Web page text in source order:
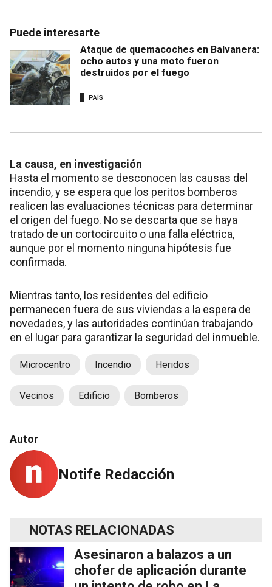
Puede interesarte
Ataque de quemacoches en Balvanera:
ocho autos y una moto fueron
destruidos por el fuego
PAÍS
La causa, en investigación
Hasta el momento se desconocen las causas del
incendio, y se espera que los peritos bomberos
realicen las evaluaciones técnicas para determinar
el origen del fuego. No se descarta que se haya
tratado de un cortocircuito o una falla eléctrica,
aunque por el momento ninguna hipótesis fue
confirmada.
Mientras tanto, los residentes del edificio
permanecen fuera de sus viviendas a la espera de
novedades, y las autoridades continúan trabajando
en el lugar para garantizar la seguridad del inmueble.
Microcentro Incendio Heridos
Vecinos Edificio Bomberos
Autor
Notife Redacción
NOTAS RELACIONADAS
Asesinaron a balazos a un
chofer de aplicación durante